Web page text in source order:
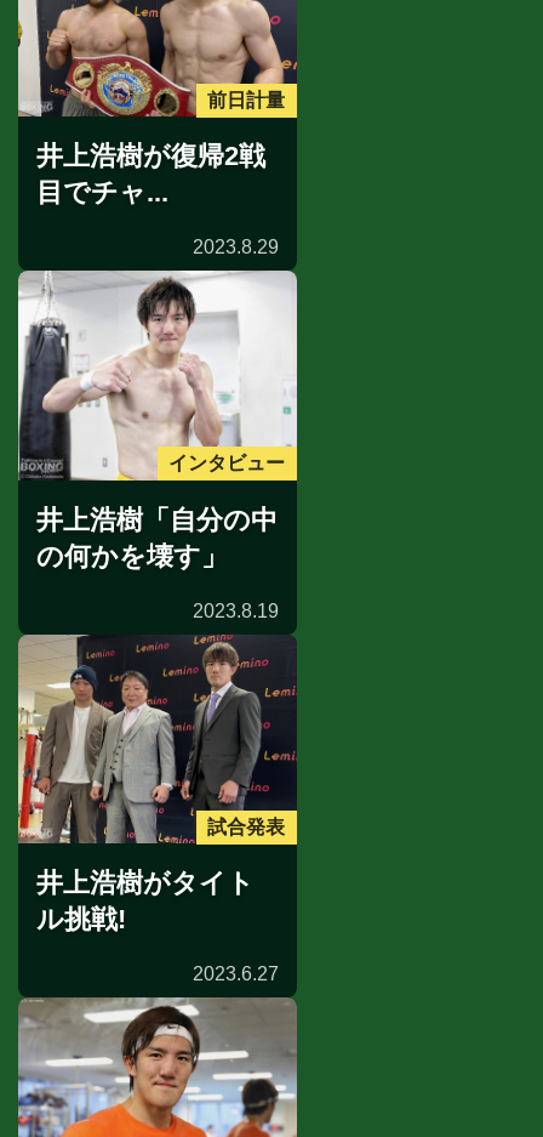
前日計量
井上浩樹が復帰2戦
目でチャ...
2023.8.29
インタビュー
井上浩樹「自分の中
の何かを壊す」
2023.8.19
試合発表
井上浩樹がタイト
ル挑戦!
2023.6.27